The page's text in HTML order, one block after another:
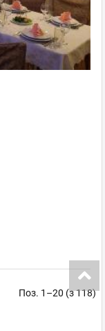
Поз. 1–20 (з 118)